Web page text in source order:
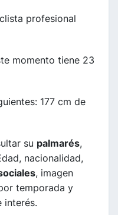
profesional
momento tiene 23
177 cm de
su palmarés,
nacionalidad,
, imagen
temporada y
interés.